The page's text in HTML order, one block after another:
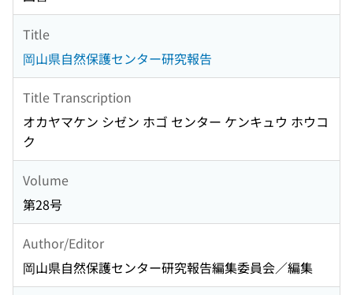
Title
岡山県自然保護センター研究報告
Title Transcription
オカヤマケン シゼン ホゴ センター ケンキュウ ホウコ
ク
Volume
第28号
Author/Editor
岡山県自然保護センター研究報告編集委員会／編集